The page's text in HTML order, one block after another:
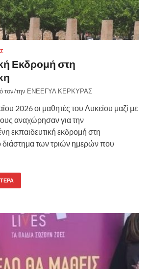
Εκδρομή στη
τον/την ΕΝΕΕΓΥΛ ΚΕΡΚΥΡΑΣ
2026 οι μαθητές του Λυκείου μαζί με
αναχώρησαν για την
εκπαιδευτική εκδρομή στη
διάστημα των τριών ημερών που